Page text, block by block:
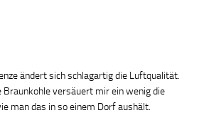
ändert sich schlagartig die Luftqualität.
Braunkohle versäuert mir ein wenig die
man das in so einem Dorf aushält.